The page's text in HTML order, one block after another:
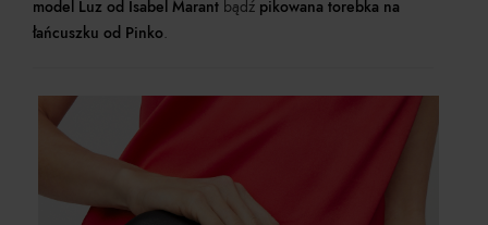
model Luz od Isabel Marant bądź pikowana torebka na
łańcuszku od Pinko.